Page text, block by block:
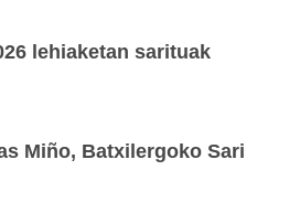
lehiaketan sarituak
Miño, Batxilergoko Sari